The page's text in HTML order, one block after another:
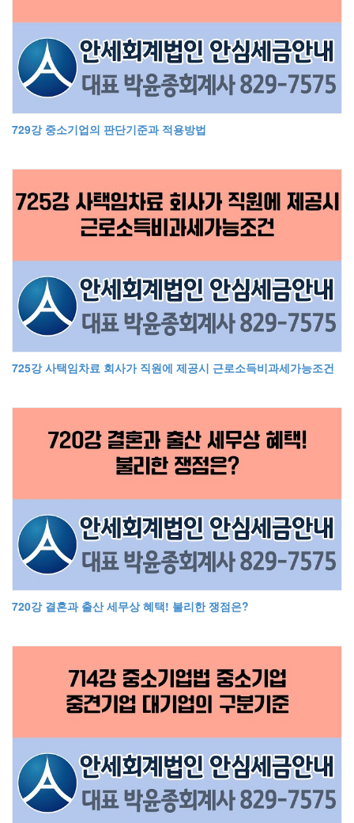
729강 중소기업의 판단기준과 적용방법
725강 사택임차료 회사가 직원에 제공시 근로소득비과세가능조건
720강 결혼과 출산 세무상 혜택! 불리한 쟁점은?